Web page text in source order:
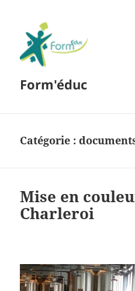
Form'éduc
Catégorie :
Mise en
Charleroi